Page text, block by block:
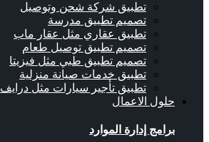
تطبيق شركة شحن وتوصيل
تصميم تطبيق مدرسة
تطبيق عقاري مثل عقار ماب
تصميم تطبيق توصيل طعام
تصميم تطبيق طبي مثل فيزيتا
تطبيق خدمات صيانة منزلية
تطبيق تأجير سيارات مثل درايف
حلول الاعمال
برامج إدارة الموارد